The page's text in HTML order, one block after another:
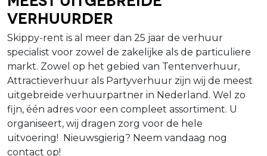
verhuurder
Skippy-rent is al meer dan 25 jaar de verhuur
specialist voor zowel de zakelijke als de particuliere
markt. Zowel op het gebied van Tentenverhuur,
Attractieverhuur als Partyverhuur zijn wij de meest
uitgebreide verhuurpartner in Nederland. Wel zo
fijn, één adres voor een compleet assortiment. U
organiseert, wij dragen zorg voor de hele
uitvoering! Nieuwsgierig? Neem vandaag nog
contact op!